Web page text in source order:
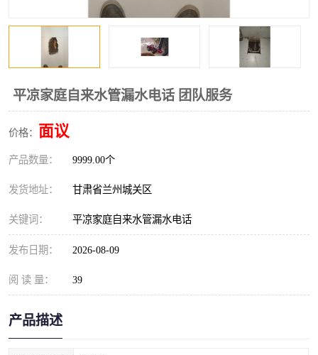
平凉家庭自来水管漏水电话 团队服务
价格： 面议
产品数量： 9999.00个
发货地址： 甘肃省兰州城关区
关键词： 平凉家庭自来水管漏水电话
发布日期： 2026-08-09
阅 读 量： 39
产品描述